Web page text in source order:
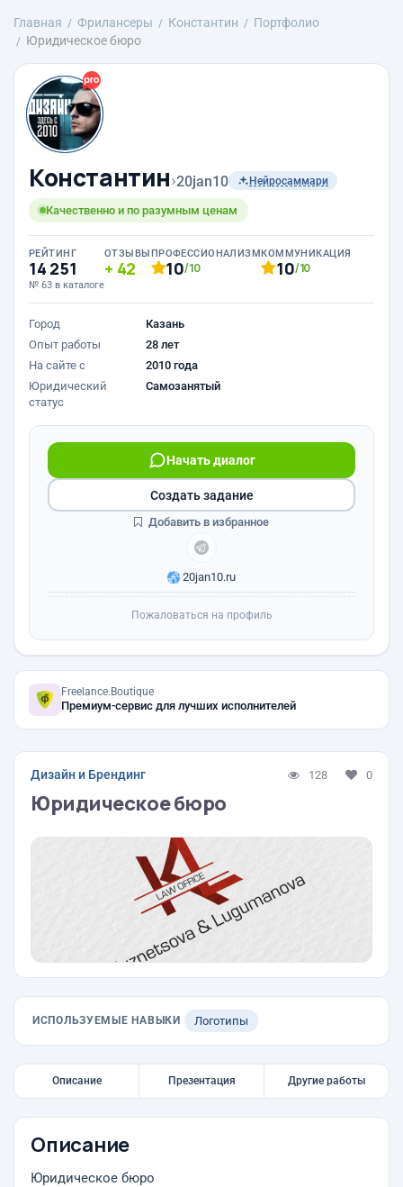
Главная Фрилансеры Константин
Портфолио
Юридическое бюро
Константин›20jan10 Нейросаммари
Качественно и по разумным ценам
РЕЙТИНГ
14 251
№ 63 в каталоге
ОТЗЫВЫ
42
ПРОФЕССИОНАЛИЗМ
10/10
КОММУНИКАЦИЯ
10/10
Город
Казань
Опыт работы
28 лет
На сайте с
2010 года
Юридический
статус
Самозанятый
Начать диалог
20jan10.ru
Создать задание
Добавить в избранное
Пожаловаться на профиль
Freelance.Boutique
Премиум-сервис для лучших исполнителей
Дизайн и Брендинг 128 0
Юридическое бюро
ИСПОЛЬЗУЕМЫЕ НАВЫКИ Логотипы
Описание Презентация Другие работы
Описание
Юридическое бюро